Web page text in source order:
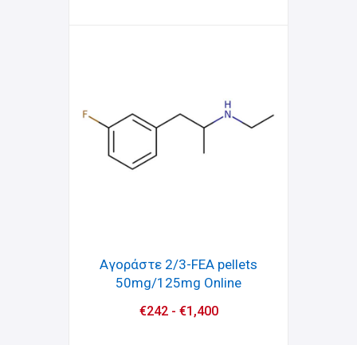
Αγοράστε 2/3-FEA pellets
50mg/125mg Online
€242- €1,400